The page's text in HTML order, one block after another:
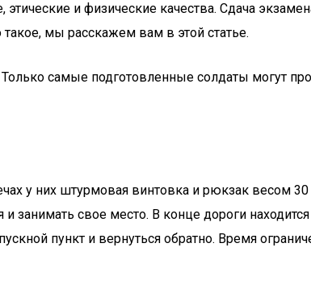
и физические качества. Сдача
мы расскажем вам в этой статье.
самые подготовленные солдаты могут
у них штурмовая винтовка и рюкзак весом
занимать свое место. В конце дороги
пункт и вернуться обратно. Время